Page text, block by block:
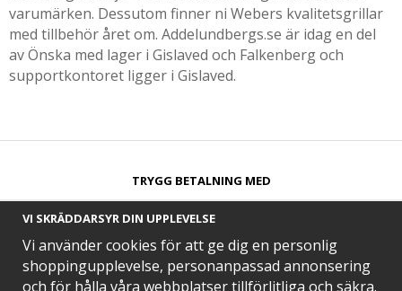
varumärken. Dessutom finner ni Webers kvalitetsgrillar
med tillbehör året om. Addelundbergs.se är idag en del
av Önska med lager i Gislaved och Falkenberg och
supportkontoret ligger i Gislaved.
TRYGG BETALNING MED​
VI SKRÄDDARSYR DIN UPPLEVELSE
Vi använder cookies för att ge dig en personlig
shoppingupplevelse, personanpassad annonsering
och för hålla våra webbplatser tillförlitliga och säkra.